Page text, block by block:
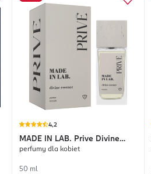
4,2
MADE IN LAB. Prive Divine
Essence
perfumy dla kobiet
50 ml